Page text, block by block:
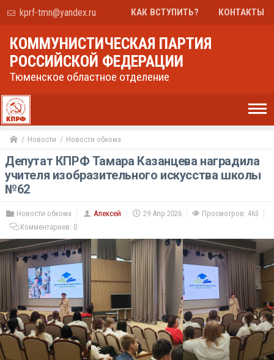
kprf-tmn@yandex.ru КАК ВСТУПИТЬ? КОНТАКТЫ
КОММУНИСТИЧЕСКАЯ ПАРТИЯ
РОССИЙСКОЙ ФЕДЕРАЦИИ
Тюменское областное отделение
Новости Новости обкома
Депутат КПРФ Тамара Казанцева наградила
учителя изобразительного искусства школы
№62
Новости обкома Алексей 29 Апр 2026
Просмотров: 463
Комментариев: 0